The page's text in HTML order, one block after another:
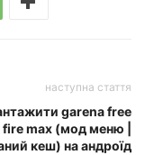
наступна стаття
garena free
fire max (мод меню |
кеш) на андроїд